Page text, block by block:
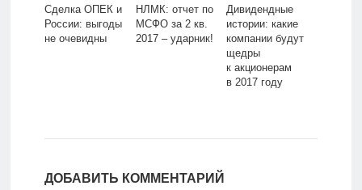
Сделка ОПЕК и
России: выгоды
не очевидны
НЛМК: отчет по
МСФО за 2 кв.
2017 – ударник!
Дивидендные
истории: какие
компании будут
щедры
к акционерам
в 2017 году
ДОБАВИТЬ КОММЕНТАРИЙ